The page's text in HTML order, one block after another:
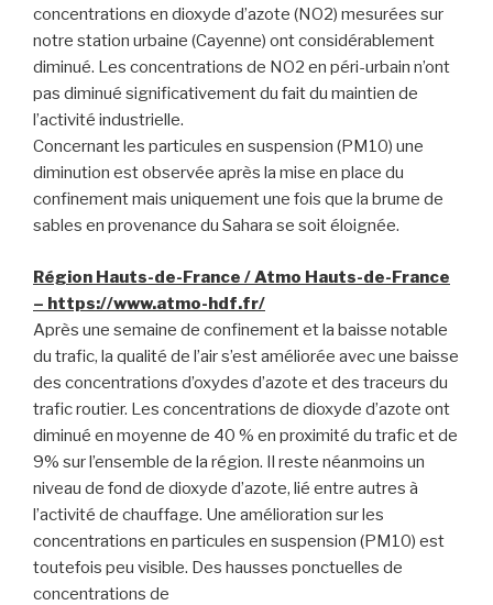
concentrations en dioxyde d’azote (NO2) mesurées sur
notre station urbaine (Cayenne) ont considérablement
diminué. Les concentrations de NO2 en péri-urbain n’ont
pas diminué significativement du fait du maintien de
l’activité industrielle.
Concernant les particules en suspension (PM10) une
diminution est observée après la mise en place du
confinement mais uniquement une fois que la brume de
sables en provenance du Sahara se soit éloignée.
Région Hauts-de-France / Atmo Hauts-de-France
– https://www.atmo-hdf.fr/
Après une semaine de confinement et la baisse notable
du trafic, la qualité de l’air s’est améliorée avec une baisse
des concentrations d’oxydes d’azote et des traceurs du
trafic routier. Les concentrations de dioxyde d’azote ont
diminué en moyenne de 40 % en proximité du trafic et de
9% sur l’ensemble de la région. Il reste néanmoins un
niveau de fond de dioxyde d’azote, lié entre autres à
l’activité de chauffage. Une amélioration sur les
concentrations en particules en suspension (PM10) est
toutefois peu visible. Des hausses ponctuelles de
concentrations de